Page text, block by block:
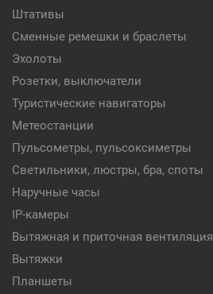
Штативы
Сменные ремешки и браслеты
Эхолоты
Розетки, выключатели
Туристические навигаторы
Метеостанции
Пульсометры, пульсоксиметры
Светильники, люстры, бра, споты
Наручные часы
IP-камеры
Вытяжная и приточная вентиляция
Вытяжки
Планшеты